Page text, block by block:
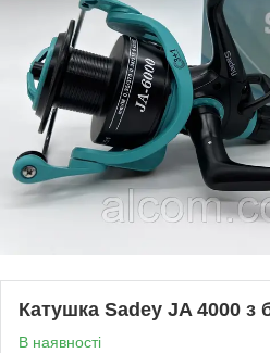
Катушка Sadey JA 4000 з
В наявності